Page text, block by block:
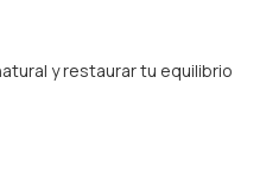
y restaurar tu equilibrio